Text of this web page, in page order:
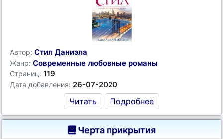
Автор: Стил Даниэла
Жанр: Современные любовные романы
Страниц: 119
Дата добавления: 26-07-2020
Читать Подробнее
Черта прикрытия